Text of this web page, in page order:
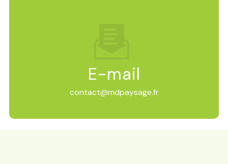
E-mail
contact@mdpaysage.fr